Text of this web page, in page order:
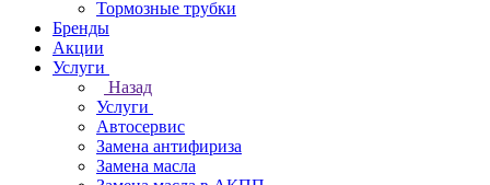
Тормозные трубки
Бренды
Акции
Услуги
Назад
Услуги
Автосервис
Замена антифириза
Замена масла